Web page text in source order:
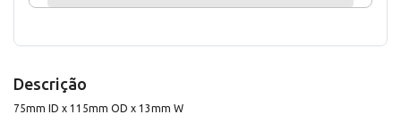
Descrição
75mm ID x 115mm OD x 13mm W